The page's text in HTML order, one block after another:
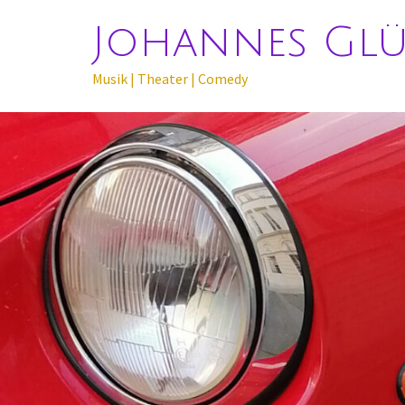
Johannes
Musik | Theater | Comedy